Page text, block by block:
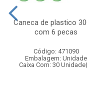
Caneca de plastico
com 6 pecas
Código: 471090
Embalagem: Unidade
Caixa Com: 30